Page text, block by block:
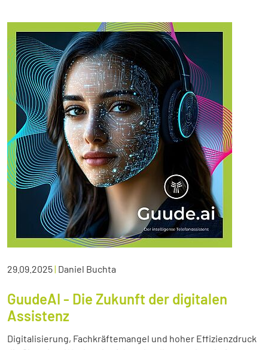
29.09.2025| Daniel Buchta
GuudeAI - Die Zukunft der digitalen
Assistenz
Digitalisierung, Fachkräftemangel und hoher Effizienzdruck